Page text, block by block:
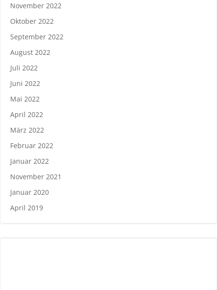
November 2022
Oktober 2022
September 2022
August 2022
Juli 2022
Juni 2022
Mai 2022
April 2022
März 2022
Februar 2022
Januar 2022
November 2021
Januar 2020
April 2019